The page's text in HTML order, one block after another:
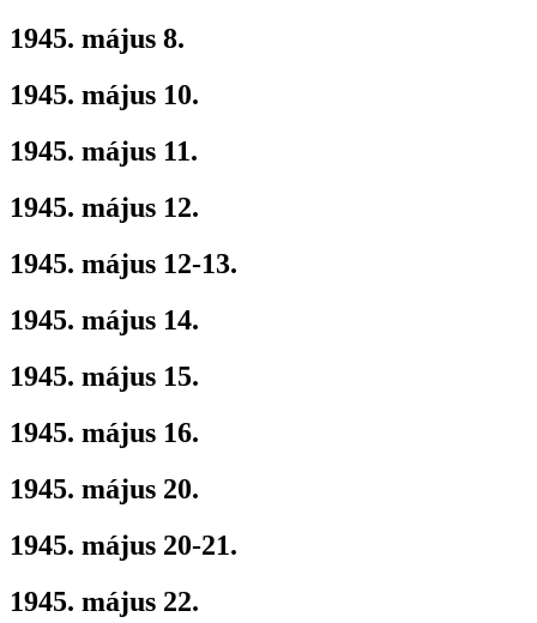
1945. május 8.
1945. május 10.
1945. május 11.
1945. május 12.
1945. május 12-13.
1945. május 14.
1945. május 15.
1945. május 16.
1945. május 20.
1945. május 20-21.
1945. május 22.